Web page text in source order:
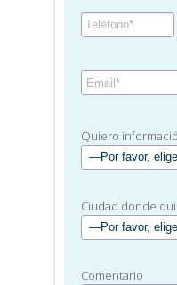
Quiero
Ciudad donde
Comentario